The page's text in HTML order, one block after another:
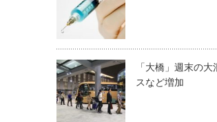
「大橋」週末の
スなど増加